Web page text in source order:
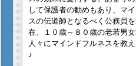
して保護者の勧めもあり、マ
スの伝道師となるべく公務員
在、１０歳～８０歳の老若男
人々にマインドフルネスを教
♪